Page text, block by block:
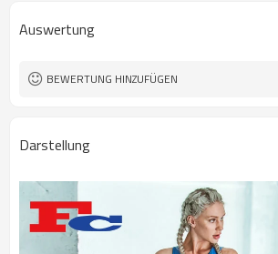
Label & Tag
Auswertung
BEWERTUNG HINZUFÜGEN
Darstellung